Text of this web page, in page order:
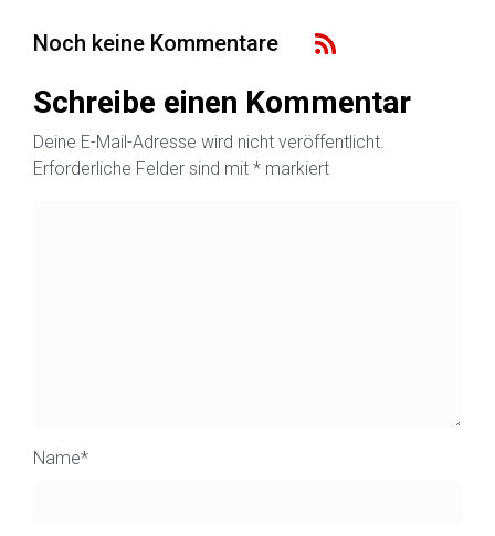
Noch keine Kommentare
Schreibe einen Kommentar
Deine E-Mail-Adresse wird nicht veröffentlicht.
Erforderliche Felder sind mit * markiert
Name*